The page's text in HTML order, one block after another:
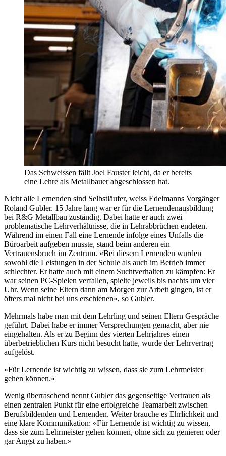
Das Schweissen fällt Joel Fauster leicht, da er bereits
eine Lehre als Metallbauer abgeschlossen hat.
Nicht alle Lernenden sind Selbstläufer, weiss Edelmanns Vorgänger
Roland Gubler. 15 Jahre lang war er für die Lernendenausbildung
bei R&G Metallbau zuständig. Dabei hatte er auch zwei
problematische Lehrverhältnisse, die in Lehrabbrüchen endeten.
Während im einen Fall eine Lernende infolge eines Unfalls die
Büroarbeit aufgeben musste, stand beim anderen ein
Vertrauensbruch im Zentrum. «Bei diesem Lernenden wurden
sowohl die Leistungen in der Schule als auch im Betrieb immer
schlechter. Er hatte auch mit einem Suchtverhalten zu kämpfen: Er
war seinen PC-Spielen verfallen, spielte jeweils bis nachts um vier
Uhr. Wenn seine Eltern dann am Morgen zur Arbeit gingen, ist er
öfters mal nicht bei uns erschienen», so Gubler.
Mehrmals habe man mit dem Lehrling und seinen Eltern Gespräche
geführt. Dabei habe er immer Versprechungen gemacht, aber nie
eingehalten. Als er zu Beginn des vierten Lehrjahres einen
überbetrieblichen Kurs nicht besucht hatte, wurde der Lehrvertrag
aufgelöst.
«Für Lernende ist wichtig zu wissen, dass sie zum Lehrmeister
gehen können.»
Wenig überraschend nennt Gubler das gegenseitige Vertrauen als
einen zentralen Punkt für eine erfolgreiche Teamarbeit zwischen
Berufsbildenden und Lernenden. Weiter brauche es Ehrlichkeit und
eine klare Kommunikation: «Für Lernende ist wichtig zu wissen,
dass sie zum Lehrmeister gehen können, ohne sich zu genieren oder
gar Angst zu haben.»